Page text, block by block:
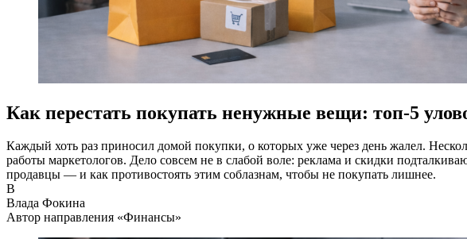
Как перестать покупать ненужные вещи: топ-5
Каждый хоть раз приносил домой покупки, о которых уже через день жалел.
работы маркетологов. Дело совсем не в слабой воле: реклама и скидки
продавцы — и как противостоять этим соблазнам, чтобы не покупать лишнее.
В
Влада Фокина
Автор направления «Финансы»